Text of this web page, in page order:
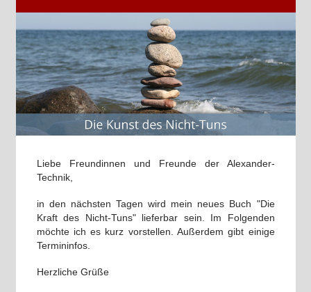
Liebe Freundinnen und Freunde der Alexander-
Technik,
in den nächsten Tagen wird mein neues Buch "Die
Kraft des Nicht-Tuns" lieferbar sein. Im Folgenden
möchte ich es kurz vorstellen. Außerdem gibt einige
Termininfos.
Herzliche Grüße